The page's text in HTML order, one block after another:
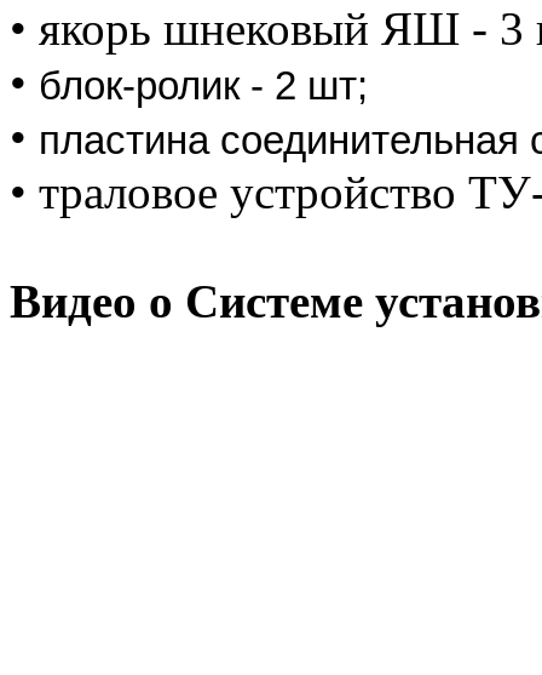
• якорь шнековый ЯШ -
• блок-ролик - 2 шт;
• пластина
• траловое устройство
Видео о Системе